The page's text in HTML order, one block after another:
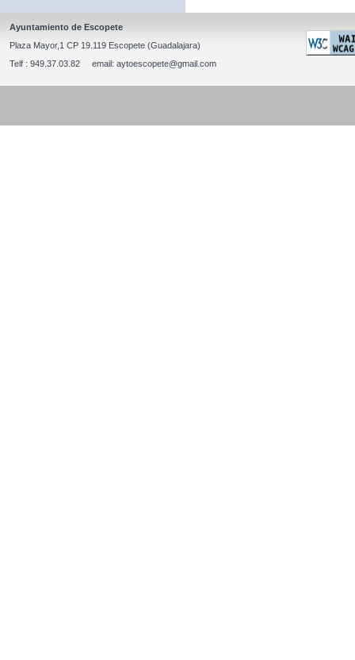
Ayuntamiento de Escopete
Plaza Mayor,1 CP 19.119 Escopete (Guadalajara)
Telf : 949.37.03.82 email: aytoescopete@gmail.com